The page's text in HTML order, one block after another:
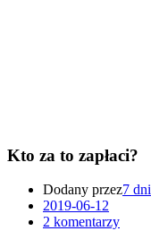
Kto za to zapłaci?
Dodany przez7 dni
2019-06-12
2 komentarzy